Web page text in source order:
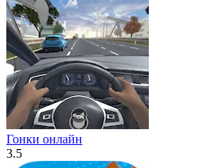
Гонки онлайн
3.5